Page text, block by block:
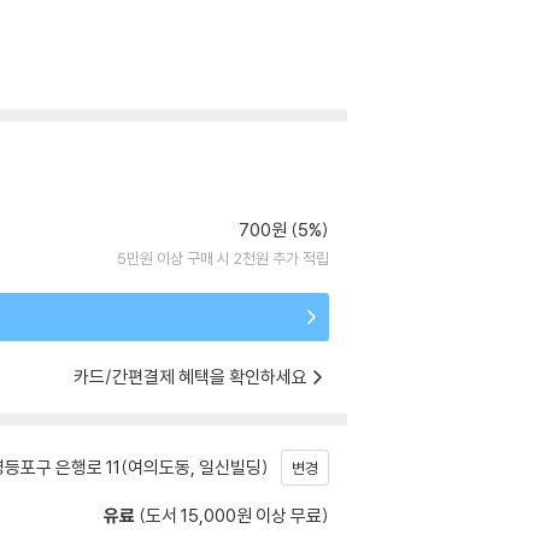
700원 (5%)
5만원 이상 구매 시 2천원 추가 적립
카드/간편결제 혜택을 확인하세요
포구 은행로 11(여의도동, 일신빌딩) 변경
유료 (도서 15,000원 이상 무료)